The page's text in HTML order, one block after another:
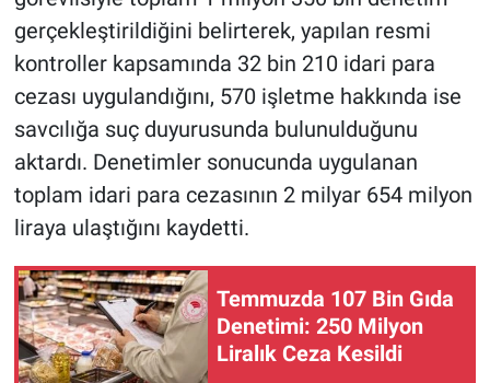
gerçekleştirildiğini belirterek, yapılan resmi
kontroller kapsamında 32 bin 210 idari para
cezası uygulandığını, 570 işletme hakkında ise
savcılığa suç duyurusunda bulunulduğunu
aktardı. Denetimler sonucunda uygulanan
toplam idari para cezasının 2 milyar 654 milyon
liraya ulaştığını kaydetti.
Temmuzda 107 Bin Gıda
Denetimi: 250 Milyon
Liralık Ceza Kesildi